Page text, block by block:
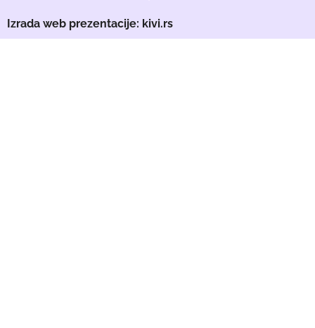
Izrada web prezentacije: kivi.rs